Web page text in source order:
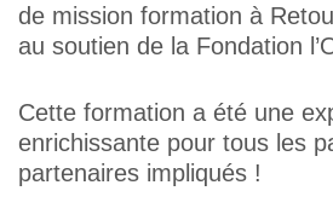
de mission formation à
au soutien de la Fondation
Cette formation a été une
enrichissante pour tous les
partenaires impliqués !